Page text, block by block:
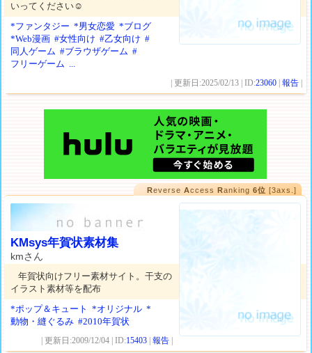
いってください☺
*ファンタジー *男女恋愛 *ブログ
*Web漫画 #女性向け #乙女向け #
同人ゲーム #ブラウザゲーム #
フリーゲーム ...
| 更新日:2025/02/13 | ID:23060 |報告
ReverseAccessRanking6位 [3axs.]
KMsys年賀状素材集
kmさん
年賀状向けフリー素材サイト。干支の
イラスト素材等を配布
*ポップ＆キュート
*オリジナル *
動物・縫ぐるみ #2010年賀状
| 更新日:2009/12/04 | ID:15403 |報告